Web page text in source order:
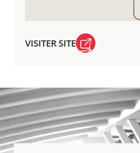
VISITER SITE